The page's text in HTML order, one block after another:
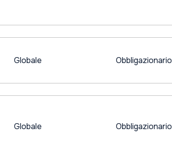
Globale Obbligazionario
Globale Obbligazionario